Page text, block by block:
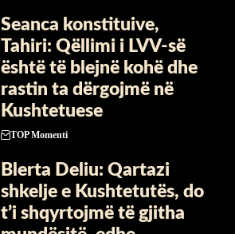
Seanca konstituive,
Tahiri: Qëllimi i LVV-së
është të blejnë kohë dhe
rastin ta dërgojmë në
Kushtetuese
TOP Momenti
Blerta Deliu: Qartazi
shkelje e Kushtetutës, do
t’i shqyrtojmë të gjitha